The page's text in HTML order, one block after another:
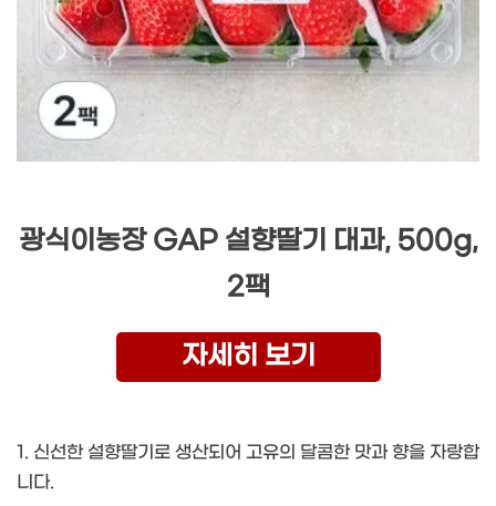
광식이농장 GAP 설향딸기 대과, 500g,
2팩
자세히 보기
1. 신선한 설향딸기로 생산되어 고유의 달콤한 맛과 향을 자랑합
니다.